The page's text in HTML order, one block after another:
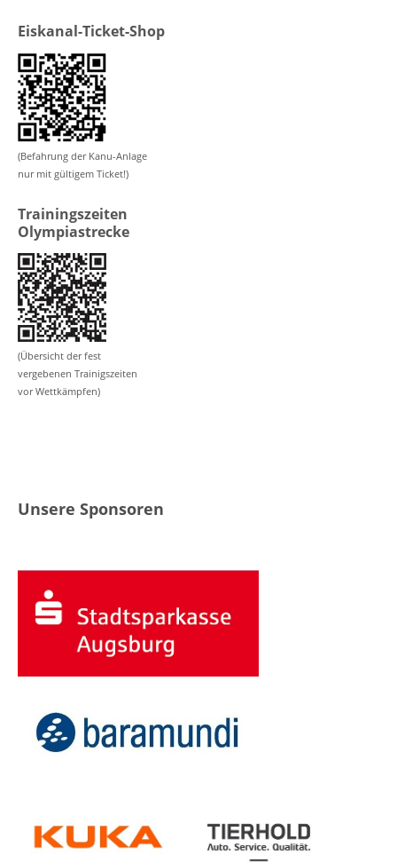
Eiskanal-Ticket-Shop
(Befahrung der Kanu-Anlage
nur mit gültigem Ticket!)
Trainingszeiten
Olympiastrecke
(Übersicht der fest
vergebenen Trainigszeiten
vor Wettkämpfen)
Unsere Sponsoren